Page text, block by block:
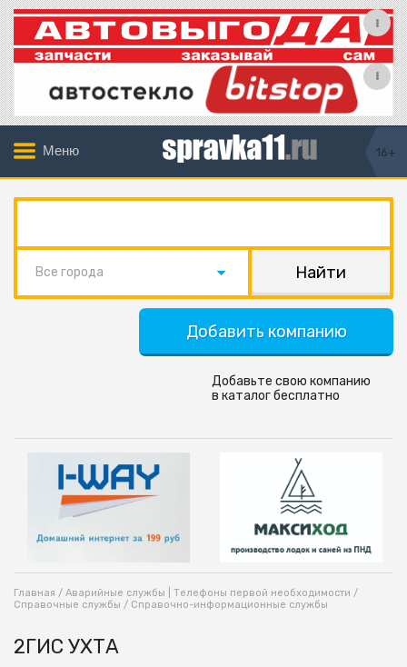
Меню 16+
Все города
Добавить компанию
Добавьте свою компанию
в каталог бесплатно
Главная / Аварийные службы | Телефоны первой необходимости /
Справочные службы / Справочно-информационные службы
2ГИС УХТА